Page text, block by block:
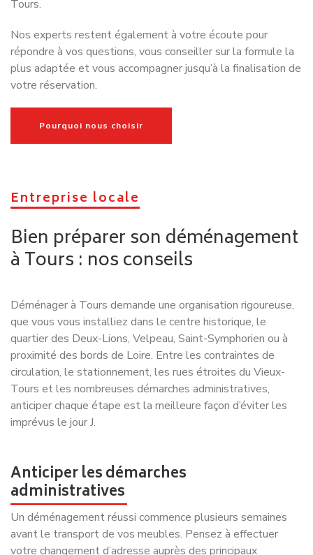
Allez plus loin avec Déménagement
NET !
Les indispensables à connaitre
pour votre déménagement à
Anticiper son déménagement à Tours est primordial pour
une organisation réussie. Nos professionnels expérimentés
vous accompagnent avec une solution adaptée à vos
besoins.